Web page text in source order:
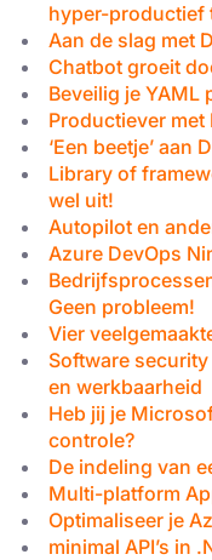
hyper-productief
Aan de slag met
Chatbot groeit
Beveilig je YAML
Productiever
‘Een beetje’ aan
Library of
wel uit!
Autopilot en
Azure DevOps
Geen probleem!
Vier
Software
en werkbaarheid
Heb jij je
controle?
De indeling van
Multi-platform
Optimaliseer je
minimal API’s in